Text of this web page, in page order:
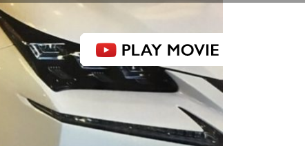
感動品質 洗車工房